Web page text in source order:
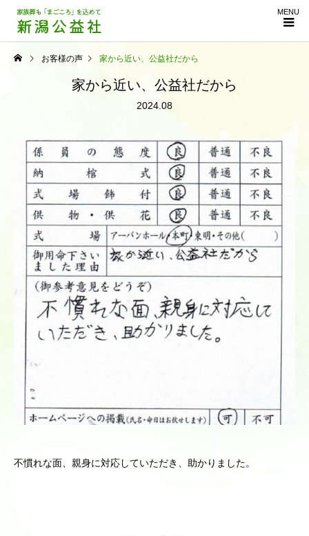
MENU
お客様の声 家から近い、公益社だから
家から近い、公益社だから
2024.08
不慣れな面、親身に対応していただき、助かりました。